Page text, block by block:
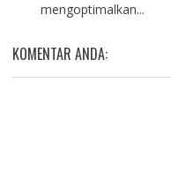
mengoptimalkan...
KOMENTAR ANDA: